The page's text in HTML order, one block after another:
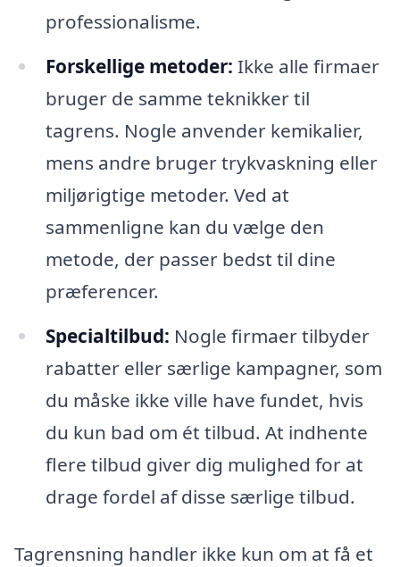
professionalisme.
Forskellige metoder: Ikke alle firmaer
bruger de samme teknikker til
tagrens. Nogle anvender kemikalier,
mens andre bruger trykvaskning eller
miljørigtige metoder. Ved at
sammenligne kan du vælge den
metode, der passer bedst til dine
præferencer.
Specialtilbud: Nogle firmaer tilbyder
rabatter eller særlige kampagner, som
du måske ikke ville have fundet, hvis
du kun bad om ét tilbud. At indhente
flere tilbud giver dig mulighed for at
drage fordel af disse særlige tilbud.
Tagrensning handler ikke kun om at få et